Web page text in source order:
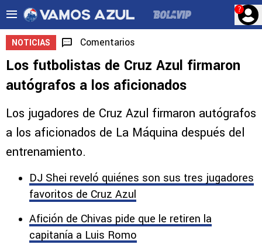
?
NOTICIAS Comentarios
Los futbolistas de Cruz Azul firmaron
autógrafos a los aficionados
Los jugadores de Cruz Azul firmaron autógrafos
a los aficionados de La Máquina después del
entrenamiento.
DJ Shei reveló quiénes son sus tres jugadores
favoritos de Cruz Azul
Afición de Chivas pide que le retiren la
capitanía a Luis Romo